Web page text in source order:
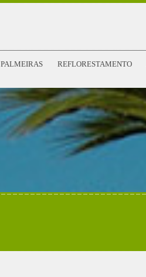
PALMEIRAS REFLORESTAMENTO